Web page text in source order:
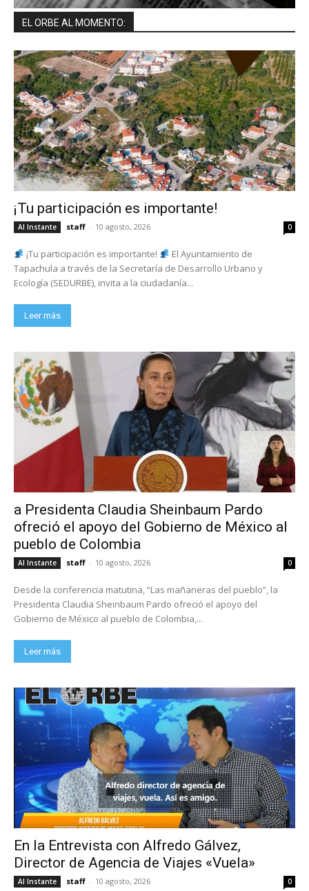
EL ORBE AL MOMENTO:
¡Tu participación es importante!
Al Instante staff - 10 agosto, 2026 0
¡Tu participación es importante!
Tapachula a través de la Secretaría de Desarrollo Urbano y
Ecología (SEDURBE), invita a la ciudadanía...
Leer más
a Presidenta Claudia Sheinbaum Pardo
ofreció el apoyo del Gobierno de México al
pueblo de Colombia
Al Instante staff - 10 agosto, 2026 0
Desde la conferencia matutina, “Las mañaneras del pueblo”, la
Presidenta Claudia Sheinbaum Pardo ofreció el apoyo del
Gobierno de México al pueblo de Colombia,...
Leer más
En la Entrevista con Alfredo Gálvez,
Director de Agencia de Viajes «Vuela»
Al Instante staff - 10 agosto, 2026 0